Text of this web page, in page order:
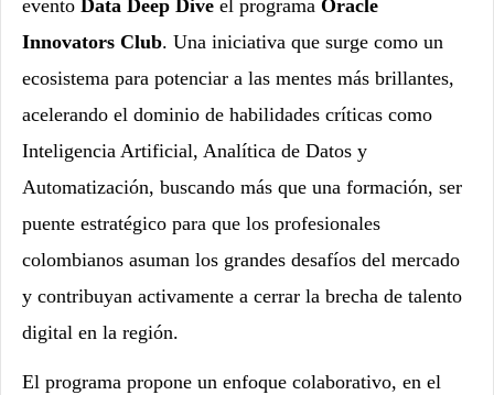
evento Data Deep Dive el programa Oracle
Innovators Club. Una iniciativa que surge como un
ecosistema para potenciar a las mentes más brillantes,
acelerando el dominio de habilidades críticas como
Inteligencia Artificial, Analítica de Datos y
Automatización, buscando más que una formación, ser
puente estratégico para que los profesionales
colombianos asuman los grandes desafíos del mercado
y contribuyan activamente a cerrar la brecha de talento
digital en la región.
El programa propone un enfoque colaborativo, en el